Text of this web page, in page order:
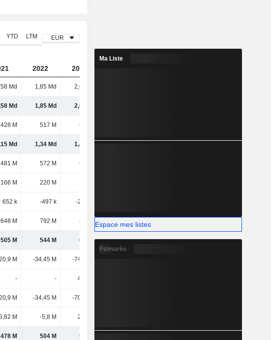
YTD LTM EUR
2022 2023
Md 1,85 Md 2,08 Md
Md 1,85 Md 2,08 Md
428 M 517 M 601 M
Md 1,34 Md 1,48 Md
481 M 572 M 602 M
166 M 220 M 256 M
652 k -497 k -2,25 M
648 M 792 M 855 M
505 M 544 M 627 M 698 M 784 M
M -34,45 M -74,46 M
- - 4,18 M
M -34,45 M -70,27 M
M -5,8 M 2,16 M
478 M 504 M 558 M
Ma Liste
Espace mes listes
Palmarès